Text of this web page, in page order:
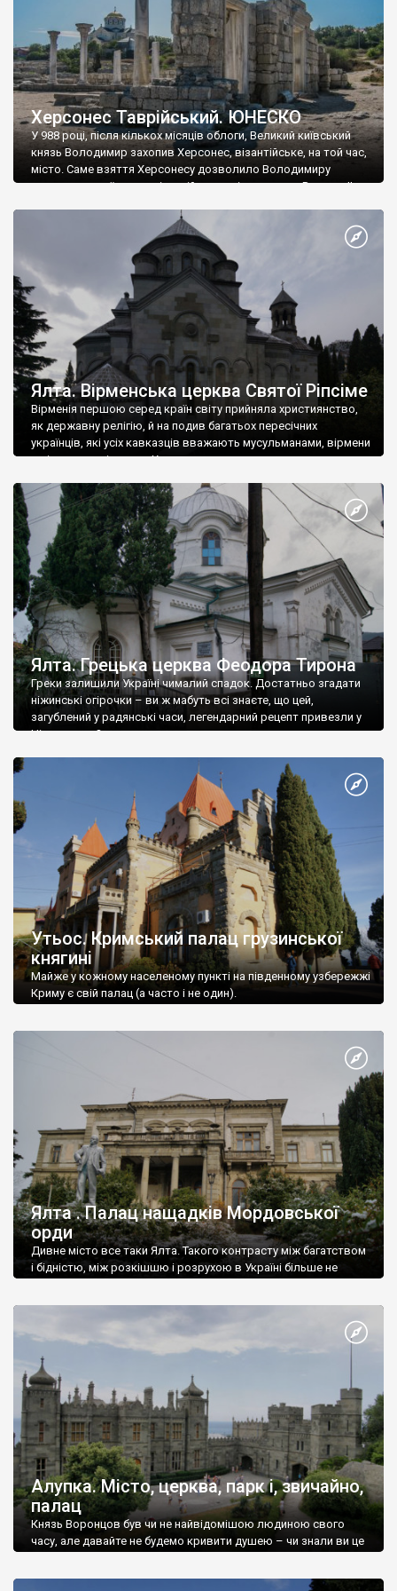
Херсонес Таврійський. ЮНЕСКО
У 988 році, після кількох місяців облоги, Великий київський
князь Володимир захопив Херсонес, візантійське, на той час,
місто. Саме взяття Херсонесу дозволило Володимиру
диктувати свої умови візантійському імператору Василю ІІ, та
Херсонесі Володимир-язичник, став Василем-християнином.
А потім було Хрещення Русі. На честь Херсонесу Таврійського
Ялта. Вірменська церква Святої Ріпсіме
Вірменія першою серед країн світу прийняла християнство,
як державну релігію, й на подив багатьох пересічних
українців, які усіх кавказців вважають мусульманами, вірмени
є відданими вірянами Христа
Ялта. Грецька церква Феодора Тирона
Греки залишили Україні чималий спадок. Достатньо згадати
ніжинські огірочки – ви ж мабуть всі знаєте, що цей,
загублений у радянські часи, легендарний рецепт привезли у
Ніжин греки?
Утьос. Кримський палац грузинської
княгині
Майже у кожному населеному пункті на південному узбережжі
Криму є свій палац (а часто і не один).
Ялта . Палац нащадків Мордовської
орди
Дивне місто все таки Ялта. Такого контрасту між багатством
і бідністю, між розкішшю і розрухою в Україні більше не
Алупка. Місто, церква, парк і, звичайно,
палац
Князь Воронцов був чи не найвідомішою людиною свого
часу, але давайте не будемо кривити душею – чи знали ви це